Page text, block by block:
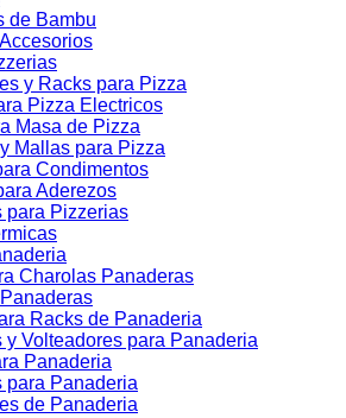
de Bambu
y Racks para Pizza
Pizza Electricos
Masa de Pizza
Mallas para Pizza
Condimentos
Aderezos
para Pizzerias
Charolas Panaderas
Racks de Panaderia
y Volteadores para Panaderia
Panaderia
para Panaderia
de Panaderia